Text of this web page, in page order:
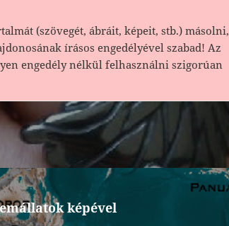
(szövegét, ábráit, képeit, stb.) másolni,
írásos engedélyével szabad! Az
engedély nélkül felhasználni szigorúan
képével